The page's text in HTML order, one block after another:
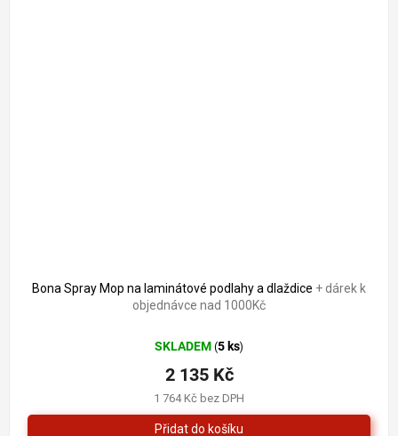
Bona Spray Mop na laminátové podlahy a dlaždice + dárek k
objednávce nad 1000Kč
SKLADEM (5 ks)
1 764 Kč bez DPH
2 135 Kč